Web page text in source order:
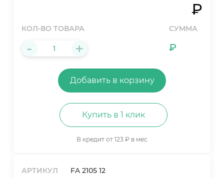
₽
КОЛ-ВО ТОВАРА
- +
СУММА
₽
Добавить в корзину
Купить в 1 клик
В кредит от 123 ₽ в мес
АРТИКУЛ FA 2105 12